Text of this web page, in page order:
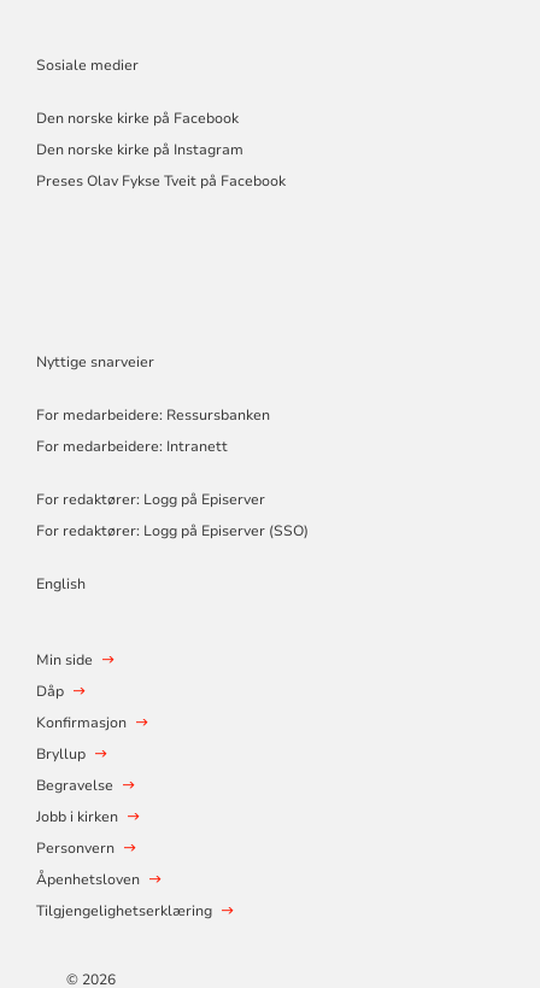
Sosiale medier
Den norske kirke på Facebook
Den norske kirke på Instagram
Preses Olav Fykse Tveit på Facebook
Nyttige snarveier
For medarbeidere: Ressursbanken
For medarbeidere: Intranett
For redaktører: Logg på Episerver
For redaktører: Logg på Episerver (SSO)
English
Min side
Dåp
Konfirmasjon
Bryllup
Begravelse
Jobb i kirken
Personvern
Åpenhetsloven
Tilgjengelighetserklæring
© 2026